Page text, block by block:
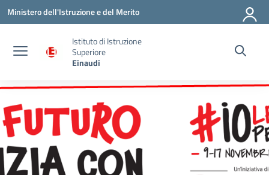
Vai ai contenuti
Vai al menu di navigazione
Vai al footer
Ministero dell'Istruzione e del Merito
Istituto di Istruzione
Superiore
Einaudi